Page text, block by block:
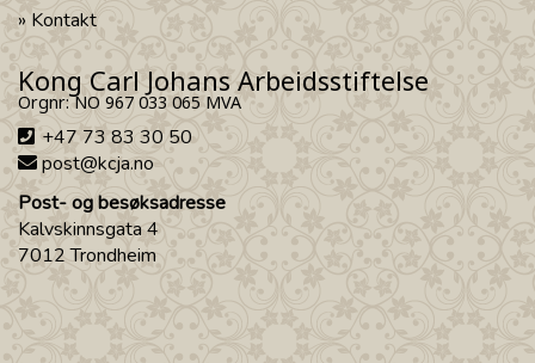
Kontakt
Kong Carl Johans Arbeidsstiftelse
Orgnr: NO 967 033 065 MVA
+47 73 83 30 50
post@kcja.no
Post- og besøksadresse
Kalvskinnsgata 4
7012 Trondheim